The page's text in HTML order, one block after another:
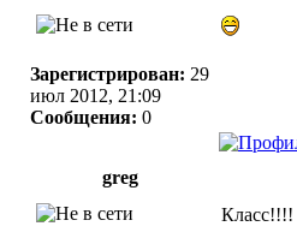
Зарегистрирован: 29
июл 2012, 21:09
Сообщения: 0
greg
Класс!!!!